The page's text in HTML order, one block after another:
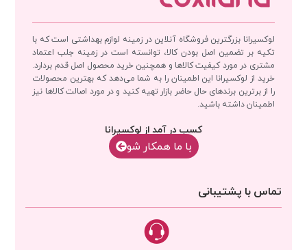
لوکسیرانا بزرگترین فروشگاه آنلاین در زمینه لوازم بهداشتی است که با
تکیه بر تضمین اصل بودن کالا، توانسته است در زمینه جلب اعتماد
مشتری در مورد کیفیت کالاها و همچنین خرید محصول اصل قدم بردارد.
خرید از لوکسیرانا این اطمینان را به شما می‌دهد که بهترین محصولات
را از برترین برندهای حال حاضر بازار تهیه کنید و در مورد اصالت کالاها نیز
اطمینان داشته باشید.
کسب در آمد از لوکسیرانا
با‌‌ ما همکار شو
تماس با پشتیبانی